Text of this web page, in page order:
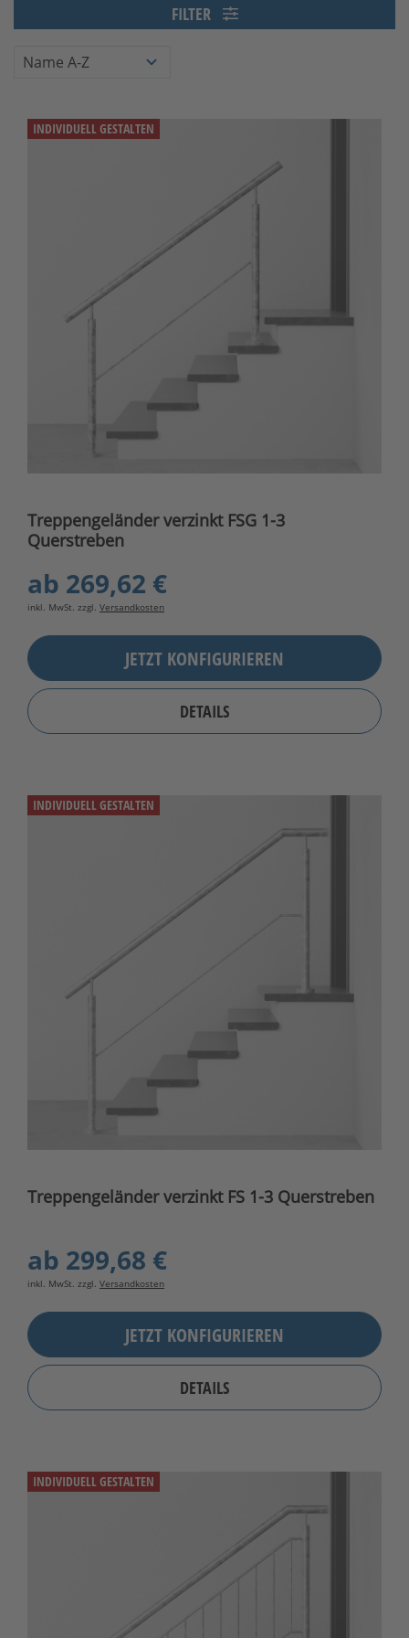
FILTER
INDIVIDUELL GESTALTEN
Treppengeländer verzinkt FSG 1-3
Querstreben
ab 269,62 €
inkl. MwSt. zzgl. Versandkosten
JETZT KONFIGURIEREN
DETAILS
INDIVIDUELL GESTALTEN
Treppengeländer verzinkt FS 1-3 Querstreben
ab 299,68 €
inkl. MwSt. zzgl. Versandkosten
JETZT KONFIGURIEREN
DETAILS
INDIVIDUELL GESTALTEN